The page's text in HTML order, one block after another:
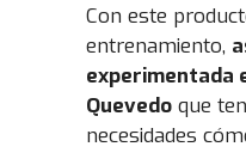
Con este
entrenamiento,
experimentada
Quevedo que
necesidades